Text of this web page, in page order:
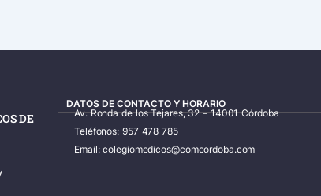
DE
DATOS DE CONTACTO Y HORARIO
Av. Ronda de los Tejares, 32 – 14001 Córdoba
Teléfonos: 957 478 785
Email: colegiomedicos@comcordoba.com